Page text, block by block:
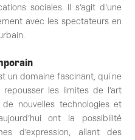
sociales. Il s’agit d’une
avec les spectateurs en
un domaine fascinant, qui ne
les limites de l’art
de nouvelles technologies et
ont la possibilité
d’expression, allant des